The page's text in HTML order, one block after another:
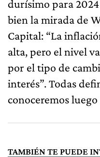
durísimo para 2024
bien la mirada de
Capital: “La
alta, pero el nivel
por el tipo de
interés”. Todas
conoceremos
TAMBIÉN TE PUEDE